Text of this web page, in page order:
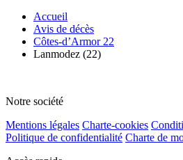
Accueil
Avis de décès
Côtes-d’Armor 22
Lanmodez (22)
Notre société
Mentions légales Charte-cookies
Politique de confidentialité Charte de